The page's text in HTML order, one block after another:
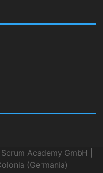
Academy GmbH |
(Germania)